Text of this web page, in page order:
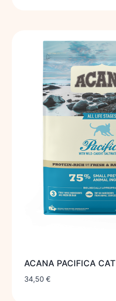
ACANA PACIFICA CAT
34,50 €